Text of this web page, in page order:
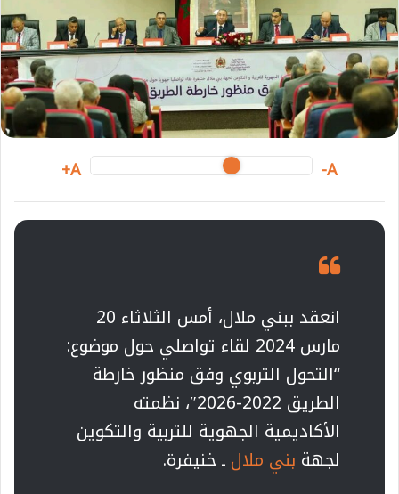
A-
A+
انعقد ببني ملال، أمس الثلاثاء 20
مارس 2024 لقاء تواصلي حول موضوع:
“التحول التربوي وفق منظور خارطة
الطريق 2022-2026″، نظمته
الأكاديمية الجهوية للتربية والتكوين
لجهة بني ملالـ خنيفرة.